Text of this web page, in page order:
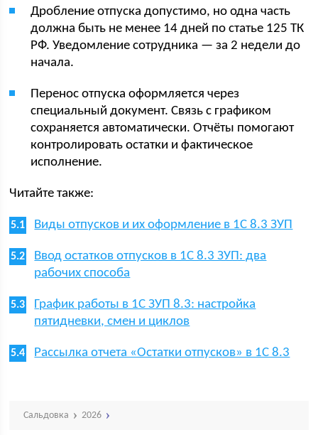
Дробление отпуска допустимо, но одна часть
должна быть не менее 14 дней по статье 125 ТК
РФ. Уведомление сотрудника — за 2 недели до
начала.
Перенос отпуска оформляется через
специальный документ. Связь с графиком
сохраняется автоматически. Отчёты помогают
контролировать остатки и фактическое
исполнение.
Читайте также:
Виды отпусков и их оформление в 1С 8.3 ЗУП
Ввод остатков отпусков в 1С 8.3 ЗУП: два
рабочих способа
График работы в 1С ЗУП 8.3: настройка
пятидневки, смен и циклов
Рассылка отчета «Остатки отпусков» в 1С 8.3
Сальдовка 2026